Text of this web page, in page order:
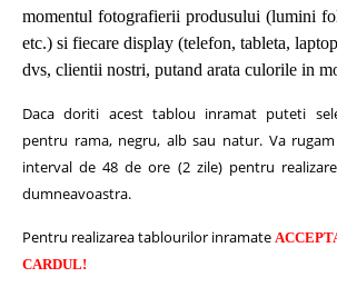
momentul fotografierii produsului (lumini
etc.) si fiecare display (telefon, tableta,
dvs, clientii nostri, putand arata culorile in
Daca doriti acest tablou inramat puteti
pentru rama, negru, alb sau natur. Va
interval de 48 de ore (2 zile) pentru
dumneavoastra.
Pentru realizarea tablourilor inramate
CARDUL!